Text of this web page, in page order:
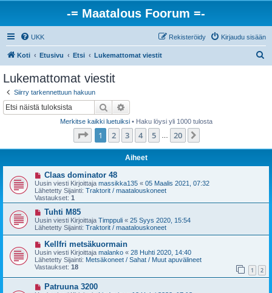
-= Maatalous Foorum =-
UKK Kirjaudu sisään
Rekisteröidy
Koti Etusivu Etsi Lukemattomat viestit
Lukemattomat viestit
Siirry tarkennettuun hakuun
Etsi
Merkitse kaikki luetuiksi• Haku löysi yli 1000 tulosta
Sivu /20
1 2 3 4 5 20
Aiheet
U
u
s
i
v
s
t
Claas dominator 48
Uusin viesti Kirjoittaja massikka135 « 05 Maalis 2021, 07:32
Lähetetty Sijainti: Traktorit / maatalouskoneet
Vastaukset: 1
U
u
s
i
v
e
s
t
i
Tuhti M85
Uusin viesti Kirjoittaja Timppuli « 25 Syys 2020, 15:54
Lähetetty Sijainti: Traktorit / maatalouskoneet
U
u
s
i
v
i
Kellfri metsäkuormain
Uusin viesti Kirjoittaja malanko « 28 Huhti 2020, 14:40
Lähetetty Sijainti: Metsäkoneet / Sahat / Muut apuvälineet
Vastaukset: 18 1 2
UPatruuna 3200